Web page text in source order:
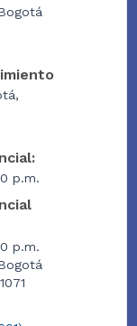
p.m.
p.m.